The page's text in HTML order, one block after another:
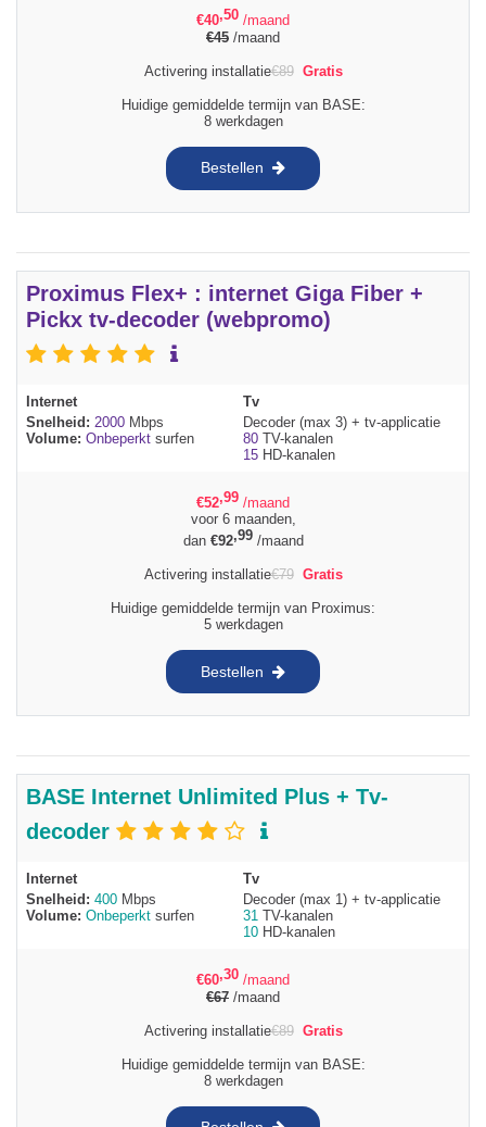
€40,50 /maand
€45 /maand
Activering installatie€89 Gratis
Huidige gemiddelde termijn van BASE:
8 werkdagen
Bestellen
Proximus Flex+ : internet Giga Fiber +
Pickx tv-decoder (webpromo)
Internet
Snelheid: 2000 Mbps
Volume: Onbeperkt surfen
Tv
Decoder (max 3) + tv-applicatie
80 TV-kanalen
15 HD-kanalen
€52,99 /maand
voor 6 maanden,
dan €92,99/maand
Activering installatie€79 Gratis
Huidige gemiddelde termijn van Proximus:
5 werkdagen
Bestellen
BASE Internet Unlimited Plus + Tv-
decoder
Internet
Snelheid: 400 Mbps
Volume: Onbeperkt surfen
Tv
Decoder (max 1) + tv-applicatie
31 TV-kanalen
10 HD-kanalen
€60,30 /maand
€67 /maand
Activering installatie€89 Gratis
Huidige gemiddelde termijn van BASE:
8 werkdagen